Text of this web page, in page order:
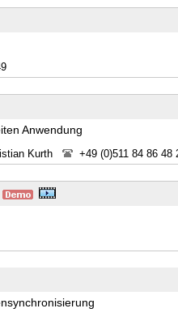
Anwendung
Kurth +49 (0)511 84 86 48